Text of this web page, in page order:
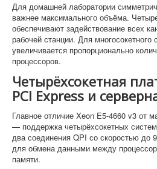
Для домашней лаборатории
важнее максимального объёма.
обеспечивают задействование всех
рабочей станции. Для
увеличивается пропорционально
процессоров.
Четырёхсокетная
PCI Express и
Главное отличие Xeon E5-4660 v3 от
— поддержка четырёхсокетных
два соединения QPI со скоростью до
для обмена данными между
памяти.